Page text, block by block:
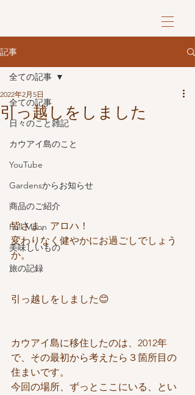
記事
全ての記事
日々のこと雑記
カウアイ島のこと
YouTube
Gardensからお知らせ
商品のご紹介
Full Moon
美味しいもの
旅の記録
全ての記事
引っ越しをしました
2022年2月5日
皆さま、アロハ！
変わりなく健やかにお過ごしでしょう
か。
引っ越しをしました😊
カウアイ島に移住したのは、2012年
で、その最初から考えたら３箇所目の
住まいです。
今回の場所、ずっとここにいる、とい